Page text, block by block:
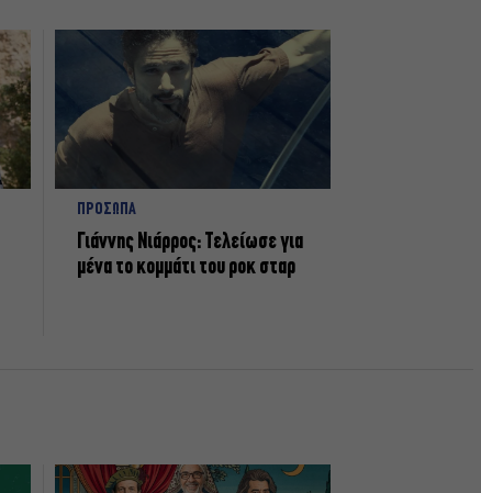
ΠΡΟΣΩΠΑ
Γιάννης Νιάρρος: Τελείωσε για
μένα το κομμάτι του ροκ σταρ